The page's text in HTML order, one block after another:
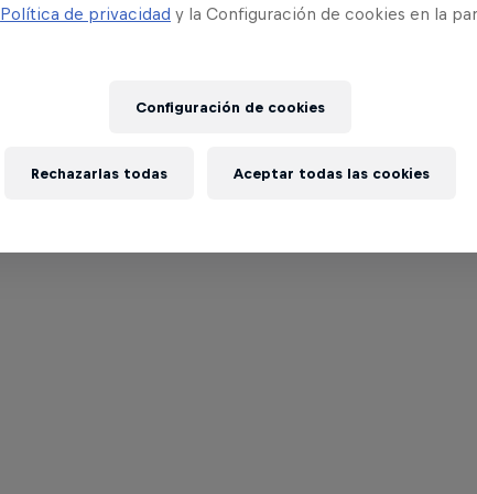
Política de privacidad y la Configuración de cookies en la
Configuración de cookies
Rechazarlas todas Aceptar todas las cookies